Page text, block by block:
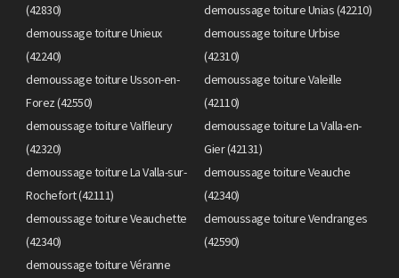
(42830)
demoussage toiture Unias (42210)
demoussage toiture Unieux
(42240)
demoussage toiture Urbise
(42310)
demoussage toiture Usson-en-
Forez (42550)
demoussage toiture Valeille
(42110)
demoussage toiture Valfleury
(42320)
demoussage toiture La Valla-en-
Gier (42131)
demoussage toiture La Valla-sur-
Rochefort (42111)
demoussage toiture Veauche
(42340)
demoussage toiture Veauchette
(42340)
demoussage toiture Vendranges
(42590)
demoussage toiture Véranne